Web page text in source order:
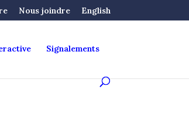
Nous joindre English
Signalements